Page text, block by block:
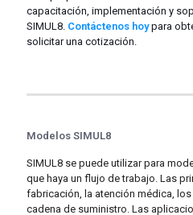
capacitación, implementación y
SIMUL8. Contáctenos hoypara
solicitar una cotización.
Modelos SIMUL8
SIMUL8 se puede utilizar para
que haya un flujo de trabajo. Las
fabricación, la atención médica,
cadena de suministro. Las